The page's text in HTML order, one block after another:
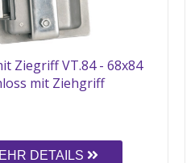
Ziegriff VT.84 - 68x84
mit Ziehgriff
DETAILS